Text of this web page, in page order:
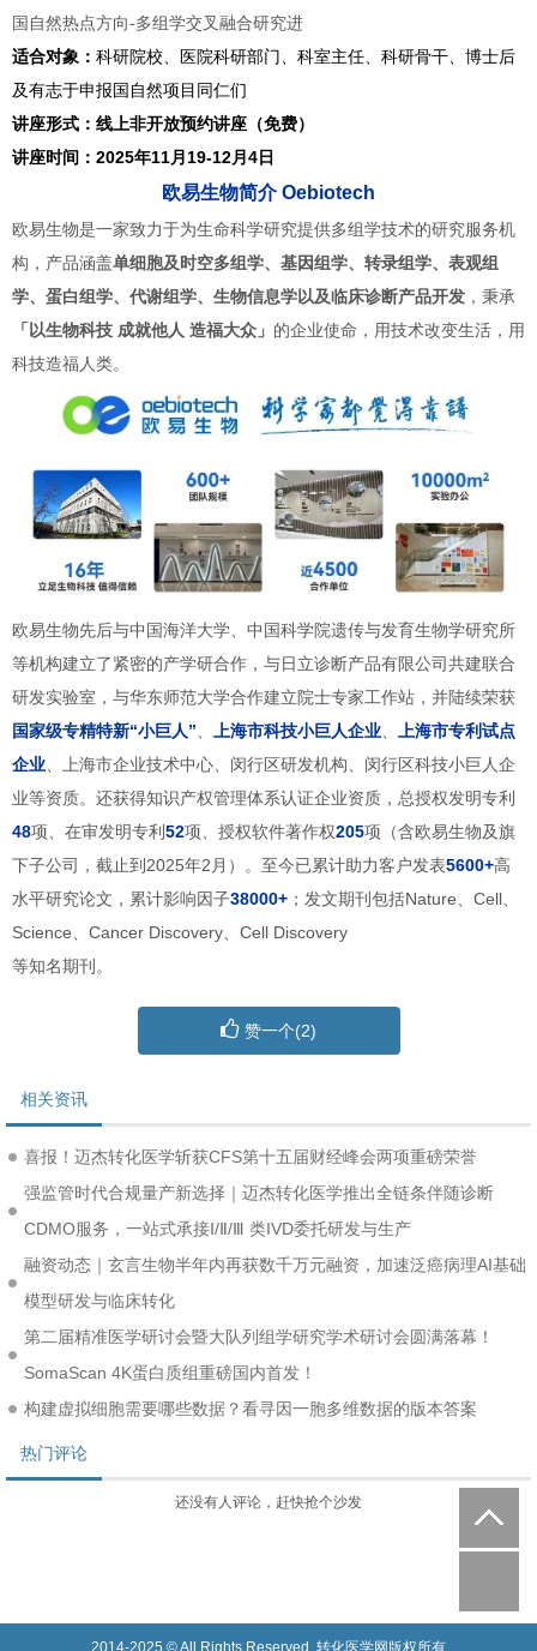
国自然热点方向-多组学交叉融合研究进
适合对象： 科研院校、医院科研部门、科室主任、科研骨干、博士后
及有志于申报国自然项目同仁们
讲座形式：线上非开放预约讲座（免费）
讲座时间：2025年11月19-12月4日
欧易生物简介Oebiotech
欧易生物是一家致力于为生命科学研究提供多组学技术的研究服务机
构，产品涵盖单细胞及时空多组学、基因组学、转录组学、表观组
学、蛋白组学、代谢组学、生物信息学以及临床诊断产品开发 ，秉承
「以生物科技 成就他人 造福大众」 的企业使命，用技术改变生活，用
科技造福人类。
欧易生物先后与中国海洋大学、中国科学院遗传与发育生物学研究所
等机构建立了紧密的产学研合作，与日立诊断产品有限公司共建联合
研发实验室，与华东师范大学合作建立院士专家工作站，并陆续荣获
国家级专精特新“小巨人”
上海市科技小巨人企业
上海市专利试点
企业 、上海市企业技术中心、闵行区研发机构、闵行区科技小巨人企
业等资质。还获得知识产权管理体系认证企业资质，总授权发明专利
48项、在审发明专利 52项、授权软件著作权205项（含欧易生物及旗
下子公司，截止到2025年2月）。至今已累计助力客户发表5600+高
水平研究论文，累计影响因子38000+ ；发文期刊包括Nature、Cell、
Science、Cancer Discovery、Cell Discovery
等知名期刊。
赞一个(2)
相关资讯
喜报！迈杰转化医学斩获CFS第十五届财经峰会两项重磅荣誉
强监管时代合规量产新选择｜迈杰转化医学推出全链条伴随诊断
CDMO服务，一站式承接Ⅰ/Ⅱ/Ⅲ 类IVD委托研发与生产
融资动态｜玄言生物半年内再获数千万元融资，加速泛癌病理AI基础
模型研发与临床转化
第二届精准医学研讨会暨大队列组学研究学术研讨会圆满落幕！
SomaScan 4K蛋白质组重磅国内首发！
构建虚拟细胞需要哪些数据？看寻因一胞多维数据的版本答案
热门评论
还没有人评论，赶快抢个沙发
2014-2025 © All Rights Reserved. 转化医学网版权所有